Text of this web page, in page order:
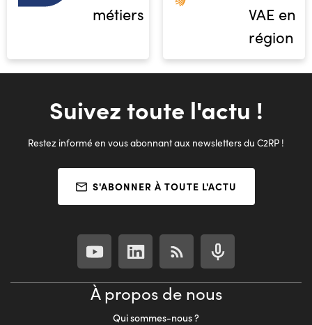
métiers
VAE en
région
Suivez toute l'actu !
Restez informé en vous abonnant aux newsletters du C2RP !
S'ABONNER À TOUTE L'ACTU
À propos de nous
Qui sommes-nous ?